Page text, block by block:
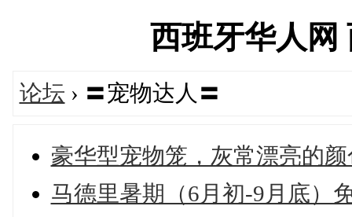
西班牙华人网
论坛 › 〓宠物达人〓
豪华型宠物笼，灰常漂亮的
马德里暑期（6月初-9月底）